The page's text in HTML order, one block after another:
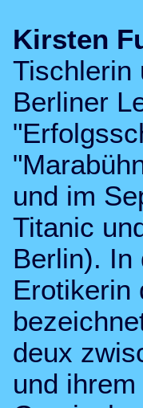
Kirsten
Tischlerin
Berliner
und im
Titanic
Berlin). In
Erotikerin
deux
und